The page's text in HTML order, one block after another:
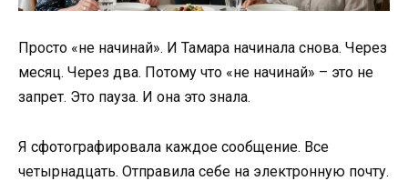
Просто «не начинай». И Тамара начинала снова. Через
месяц. Через два. Потому что «не начинай» – это не
запрет. Это пауза. И она это знала.
Я сфотографировала каждое сообщение. Все
четырнадцать. Отправила себе на электронную почту.